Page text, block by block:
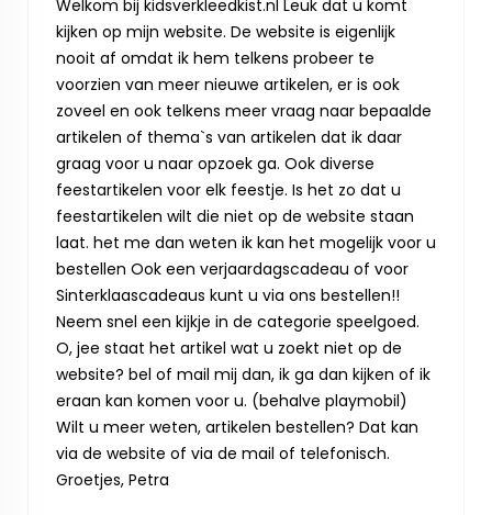
Welkom bij kidsverkleedkist.nl Leuk dat u komt
kijken op mijn website. De website is eigenlijk
nooit af omdat ik hem telkens probeer te
voorzien van meer nieuwe artikelen, er is ook
zoveel en ook telkens meer vraag naar bepaalde
artikelen of thema`s van artikelen dat ik daar
graag voor u naar opzoek ga. Ook diverse
feestartikelen voor elk feestje. Is het zo dat u
feestartikelen wilt die niet op de website staan
laat. het me dan weten ik kan het mogelijk voor u
bestellen Ook een verjaardagscadeau of voor
Sinterklaascadeaus kunt u via ons bestellen!!
Neem snel een kijkje in de categorie speelgoed.
O, jee staat het artikel wat u zoekt niet op de
website? bel of mail mij dan, ik ga dan kijken of ik
eraan kan komen voor u. (behalve playmobil)
Wilt u meer weten, artikelen bestellen? Dat kan
via de website of via de mail of telefonisch.
Groetjes, Petra